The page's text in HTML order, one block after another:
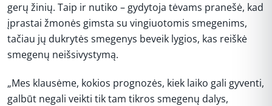
gerų žinių. Taip ir nutiko – gydytoja tėvams pranešė, kad
įprastai žmonės gimsta su vingiuotomis smegenims,
tačiau jų dukrytės smegenys beveik lygios, kas reiškė
smegenų neišsivystymą.
„Mes klausėme, kokios prognozės, kiek laiko gali gyventi,
galbūt negali veikti tik tam tikros smegenų dalys,